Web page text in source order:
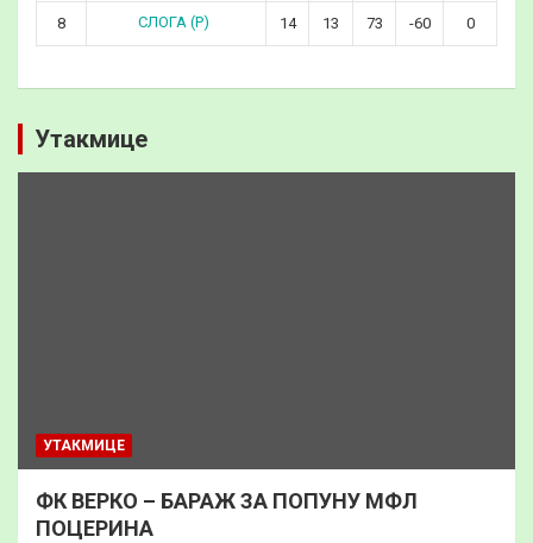
8 СЛОГА (Р) 14 13 73 -60 0
Утакмице
УТАКМИЦЕ
ФК ВЕРКО – БАРАЖ ЗА ПОПУНУ МФЛ
ПОЦЕРИНА